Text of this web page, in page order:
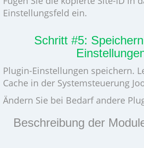
Einstellungsfeld ein.
Schritt #5:
Plugin-Einstellungen speichern.
Cache in der Systemsteuerung
Ändern Sie bei Bedarf andere
Beschreibung der